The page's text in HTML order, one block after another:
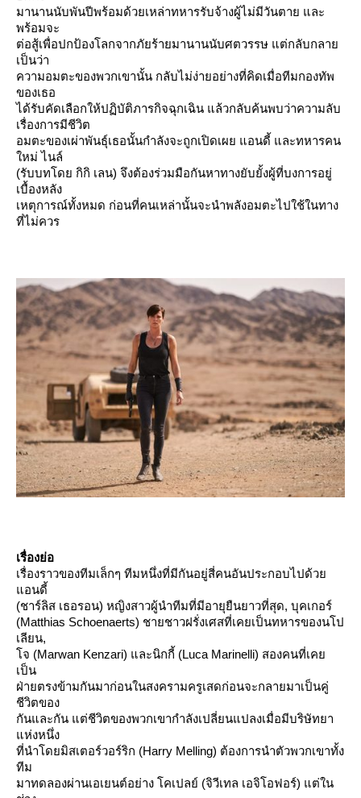
มานานนับพันปีพร้อมด้วยเหล่าทหารรับจ้างผู้ไม่มีวันตาย และ
พร้อมจะ
ต่อสู้เพื่อปกป้องโลกจากภัยร้ายมานานนับศตวรรษ แต่กลับกลา
เป็นว่า
ความอมตะของพวกเขานั้น กลับไม่ง่ายอย่างที่คิดเมื่อทีมกองทัพ
ของเธอ
ได้รับคัดเลือกให้ปฏิบัติภารกิจฉุกเฉิน แล้วกลับค้นพบว่าความลับ
เรื่องการมีชีวิต
อมตะของเผ่าพันธุ์เธอนั้นกำลังจะถูกเปิดเผย แอนดี้ และทหารคน
หม่ ไนล์
(รับบทโดย กิกิ เลน) จึงต้องร่วมมือกันหาทางยับยั้งผู้ที่บงการอยู่
เบื้องหลัง
เหตุการณ์ทั้งหมด ก่อนที่คนเหล่านั้นจะนำพลังอมตะไปใช้ในทาง
ที่ไม่ควร
เรื่องย่อ
เรื่องราวของทีมเล็กๆ ทีมหนึ่งที่มีกันอยู่สี่คนอันประกอบไปด้ว
อนดี้
(ชาร์ลิส เธอรอน)​ หญิงสาวผู้นำทีมที่มีอายุยืนยาวที่สุด, บุคเกอร์
(Matthias Schoenaerts) ชายชาวฝรั่งเศสที่เคยเป็นทหารของนโป
เลียน,
จ (Marwan Kenzari) และนิกกี้ (Luca Marinelli) สองคนที่เค
เป็น
ฝ่ายตรงข้ามกันมาก่อนในสงครามครูเสดก่อนจะกลายมาเป็นคู่
ชีวิตของ
กันและกัน แต่ชีวิตของพวกเขากำลังเปลี่ยนแปลงเมื่อมีบริษัทยา
ห่งหนึ่ง
ที่นำโดยมิสเตอร์วอร์ริก (Harry Melling) ต้องการนำตัวพวกเขาทั้ง
ทีม
มาทดลองผ่านเอเยนต์อย่าง โคเปลย์ (จิวีเทล เอจิโอฟอร์) แต่ใน